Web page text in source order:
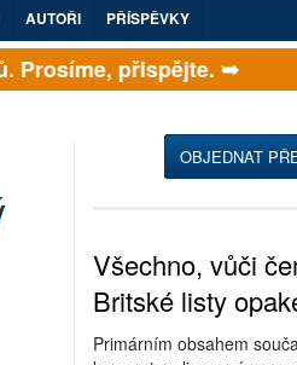
AUTOŘI PŘÍSPĚVKY
přispějte. ➥
OBJEDNAT
Všechno, vůči
Britské listy
Primárním obsahem